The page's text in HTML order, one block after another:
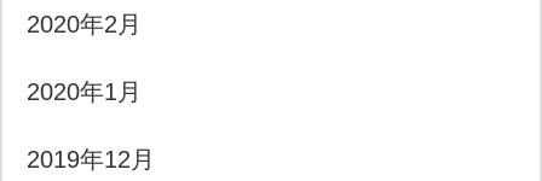
2020年2月
2020年1月
2019年12月